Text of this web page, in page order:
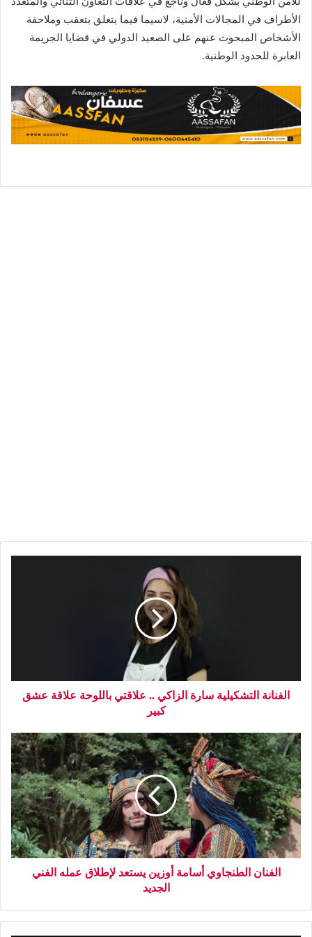
الأطراف في المجالات الأمنية، لاسيما فيما يتعلق بتعقب وملاحقة
الأشخاص المبحوث عنهم على الصعيد الدولي في قضايا الجريمة
العابرة للحدود الوطنية.
الفنانة التشكيلية سارة الزاكي .. علاقتي باللوحة علاقة عشق
كبير
الفنان الطنجاوي أسامة أوزين يستعد لإطلاق عمله الفني
الجديد